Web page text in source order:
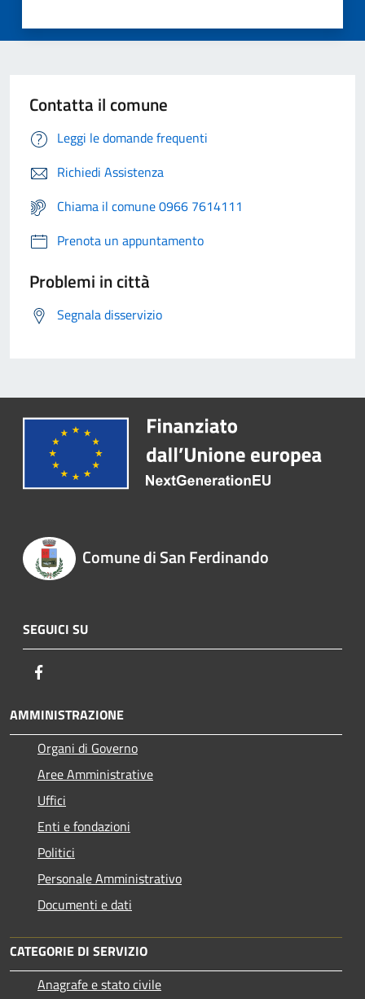
Contatta il comune
Leggi le domande frequenti
Richiedi Assistenza
Chiama il comune 0966 7614111
Prenota un appuntamento
Problemi in città
Segnala disservizio
Comune di San Ferdinando
SEGUICI SU
AMMINISTRAZIONE
Organi di Governo
Aree Amministrative
Uffici
Enti e fondazioni
Politici
Personale Amministrativo
Documenti e dati
CATEGORIE DI SERVIZIO
Anagrafe e stato civile